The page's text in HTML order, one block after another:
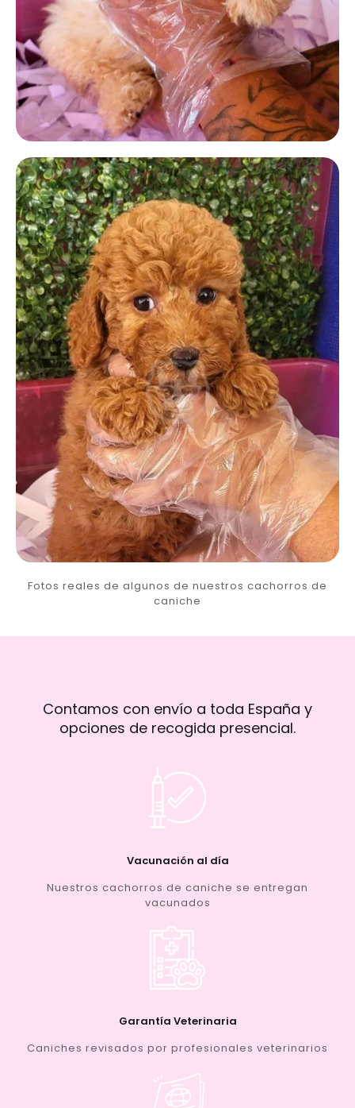
Fotos reales de algunos de nuestros cachorros de
caniche
Contamos con envío a toda España y
opciones de recogida presencial.
Vacunación al día
Nuestros cachorros de caniche se entregan
vacunados
Garantía Veterinaria
Caniches revisados por profesionales veterinarios